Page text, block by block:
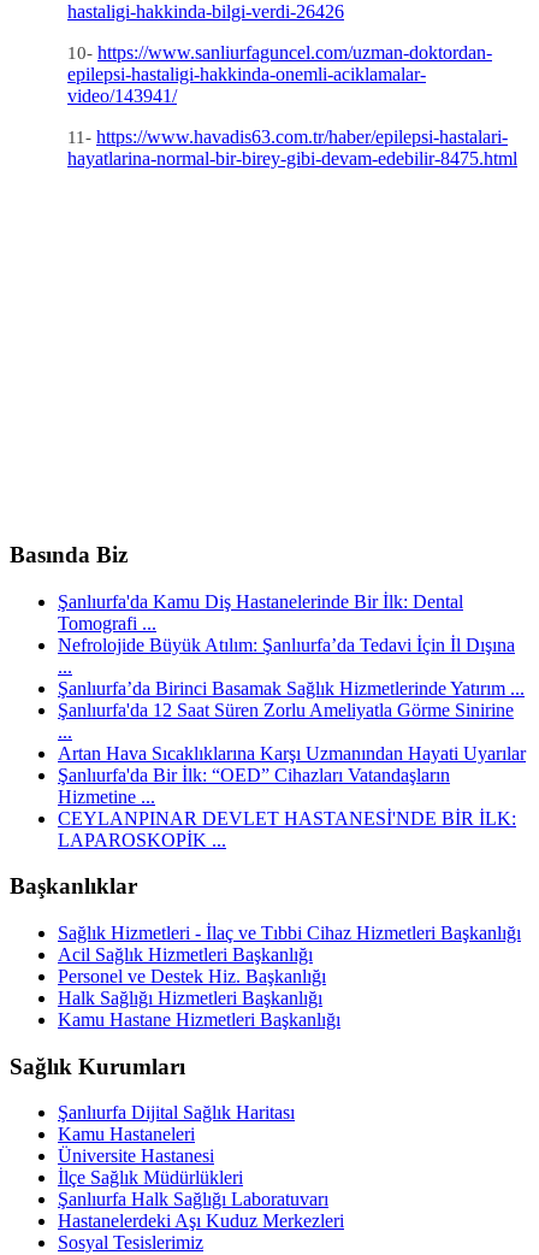
hastaligi-hakkinda-bilgi-verdi-26426
10- https://www.sanliurfaguncel.com/uzman-doktordan-
epilepsi-hastaligi-hakkinda-onemli-aciklamalar-
video/143941/
11- https://www.havadis63.com.tr/haber/epilepsi-hastalari-
hayatlarina-normal-bir-birey-gibi-devam-edebilir-8475.html
Basında Biz
Şanlıurfa'da Kamu Diş Hastanelerinde Bir İlk: Dental
Tomografi ...
Nefrolojide Büyük Atılım: Şanlıurfa’da Tedavi İçin İl Dışına
...
Şanlıurfa’da Birinci Basamak Sağlık Hizmetlerinde Yatırım ...
Şanlıurfa'da 12 Saat Süren Zorlu Ameliyatla Görme Sinirine
...
Artan Hava Sıcaklıklarına Karşı Uzmanından Hayati Uyarılar
Şanlıurfa'da Bir İlk: “OED” Cihazları Vatandaşların
Hizmetine ...
CEYLANPINAR DEVLET HASTANESİ'NDE BİR İLK:
LAPAROSKOPİK ...
Başkanlıklar
Sağlık Hizmetleri - İlaç ve Tıbbi Cihaz Hizmetleri Başkanlığı
Acil Sağlık Hizmetleri Başkanlığı
Personel ve Destek Hiz. Başkanlığı
Halk Sağlığı Hizmetleri Başkanlığı
Kamu Hastane Hizmetleri Başkanlığı
Sağlık Kurumları
Şanlıurfa Dijital Sağlık Haritası
Kamu Hastaneleri
Üniversite Hastanesi
İlçe Sağlık Müdürlükleri
Şanlıurfa Halk Sağlığı Laboratuvarı
Hastanelerdeki Aşı Kuduz Merkezleri
Sosyal Tesislerimiz